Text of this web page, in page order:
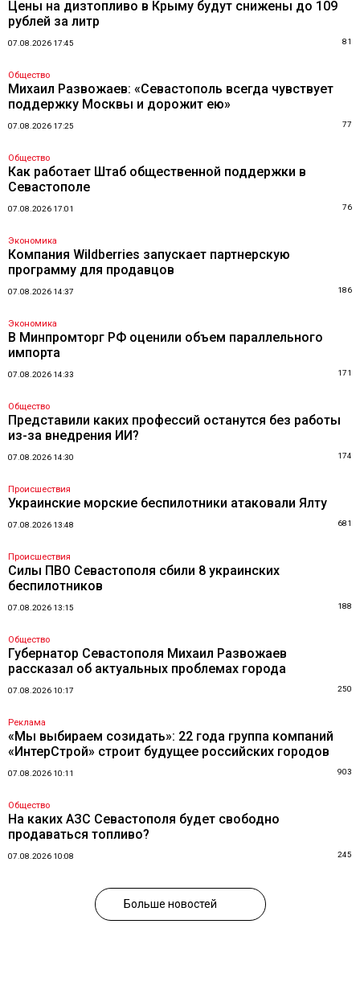
Цены на дизтопливо в Крыму будут снижены до 109
рублей за литр
07.08.2026 17:45 81
Общество
Михаил Развожаев: «Севастополь всегда чувствует
поддержку Москвы и дорожит ею»
07.08.2026 17:25 77
Общество
Как работает Штаб общественной поддержки в
Севастополе
07.08.2026 17:01 76
Экономика
Компания Wildberries запускает партнерскую
программу для продавцов
07.08.2026 14:37 186
Экономика
В Минпромторг РФ оценили объем параллельного
импорта
07.08.2026 14:33 171
Общество
Представили каких профессий останутся без работы
из-за внедрения ИИ?
07.08.2026 14:30 174
Происшествия
Украинские морские беспилотники атаковали Ялту
07.08.2026 13:48 681
Происшествия
Силы ПВО Севастополя сбили 8 украинских
беспилотников
07.08.2026 13:15 188
Общество
Губернатор Севастополя Михаил Развожаев
рассказал об актуальных проблемах города
07.08.2026 10:17 250
Реклама
«Мы выбираем созидать»: 22 года группа компаний
«ИнтерСтрой» строит будущее российских городов
07.08.2026 10:11 903
Общество
На каких АЗС Севастополя будет свободно
продаваться топливо?
07.08.2026 10:08 245
Больше новостей